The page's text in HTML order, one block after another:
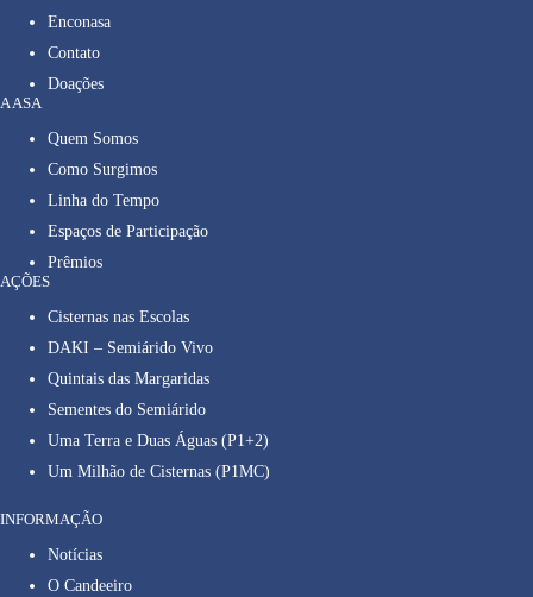
Enconasa
Contato
Doações
A ASA
Quem Somos
Como Surgimos
Linha do Tempo
Espaços de Participação
Prêmios
AÇÕES
Cisternas nas Escolas
DAKI – Semiárido Vivo
Quintais das Margaridas
Sementes do Semiárido
Uma Terra e Duas Águas (P1+2)
Um Milhão de Cisternas (P1MC)
INFORMAÇÃO
Notícias
O Candeeiro